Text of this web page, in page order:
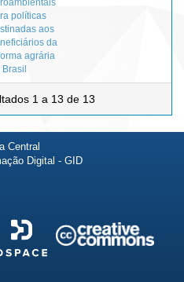
políticas
aos
da
agrária
Brasil
1 a 13 de 13
Central
Digital - GID